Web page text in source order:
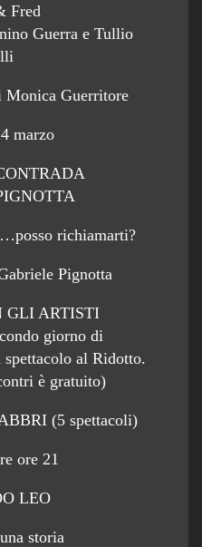
Fred
Guerra e Tullio
Monica Guerritore
marzo
richiamarti?
Pignotta
GLI ARTISTI
giorno di
spettacolo al Ridotto.
è gratuito)
(5 spettacoli)
ore 21
LEO
storia